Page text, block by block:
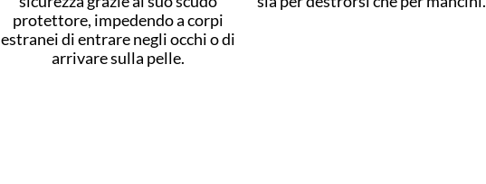
protettore, impedendo a corpi
estranei di entrare negli occhi o di
arrivare sulla pelle.